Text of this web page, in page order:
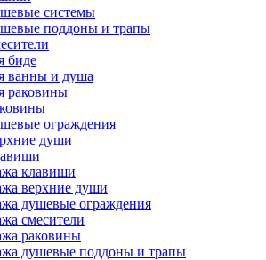
системы
поддоны и трапы
биде
ванны и душа
раковины
ограждения
души
клавиши
верхние души
душевые ограждения
смесители
раковины
душевые поддоны и трапы